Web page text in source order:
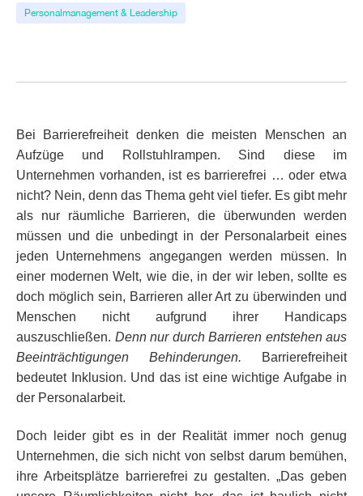
Personalmanagement & Leadership
Bei Barrierefreiheit denken die meisten Menschen an
Aufzüge und Rollstuhlrampen. Sind diese im
Unternehmen vorhanden, ist es barrierefrei … oder etwa
nicht? Nein, denn das Thema geht viel tiefer. Es gibt mehr
als nur räumliche Barrieren, die überwunden werden
müssen und die unbedingt in der Personalarbeit eines
jeden Unternehmens angegangen werden müssen. In
einer modernen Welt, wie die, in der wir leben, sollte es
doch möglich sein, Barrieren aller Art zu überwinden und
Menschen nicht aufgrund ihrer Handicaps
auszuschließen. Denn nur durch Barrieren entstehen aus
Beeinträchtigungen Behinderungen. Barrierefreiheit
bedeutet Inklusion. Und das ist eine wichtige Aufgabe in
der Personalarbeit.
Doch leider gibt es in der Realität immer noch genug
Unternehmen, die sich nicht von selbst darum bemühen,
ihre Arbeitsplätze barrierefrei zu gestalten. „Das geben